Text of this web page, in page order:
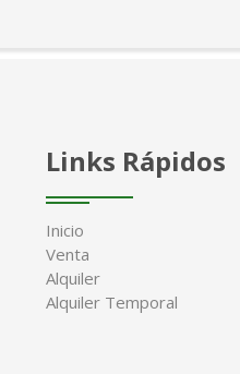
Links Rápidos
Inicio
Venta
Alquiler
Alquiler Temporal